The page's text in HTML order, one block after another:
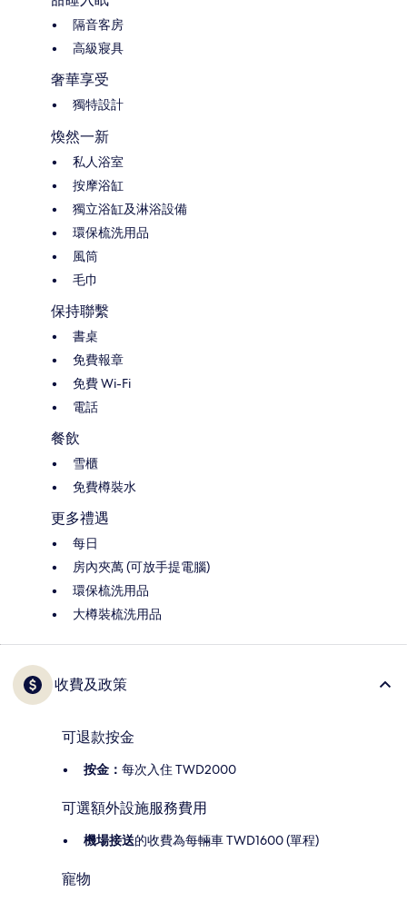
隔音客房
高級寢具
奢華享受
獨特設計
煥然一新
私人浴室
按摩浴缸
獨立浴缸及淋浴設備
環保梳洗用品
風筒
毛巾
保持聯繫
書桌
免費報章
免費 Wi-Fi
電話
餐飲
雪櫃
免費樽裝水
更多禮遇
每日
房內夾萬 (可放手提電腦)
環保梳洗用品
大樽裝梳洗用品
收費及政策
可退款按金
按金： 每次入住 TWD2000
可選額外設施服務費用
機場接送的收費為每輛車 TWD1600 (單程)
寵物